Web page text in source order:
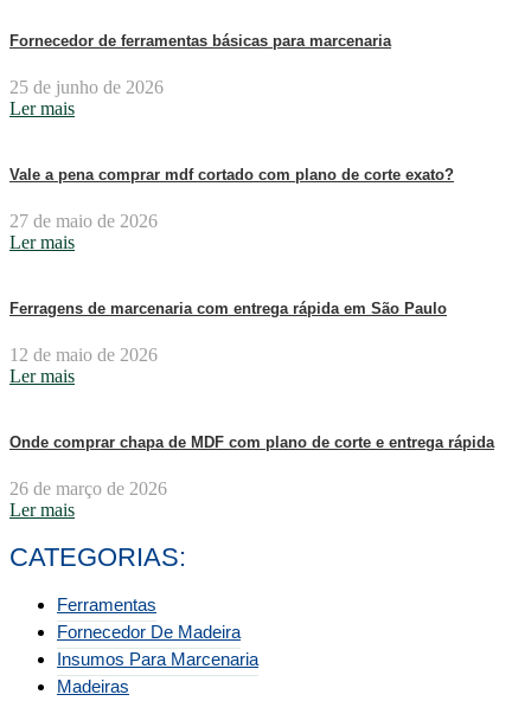
Fornecedor de ferramentas básicas para marcenaria
25 de junho de 2026
Ler mais
Vale a pena comprar mdf cortado com plano de corte exato?
27 de maio de 2026
Ler mais
Ferragens de marcenaria com entrega rápida em São Paulo
12 de maio de 2026
Ler mais
Onde comprar chapa de MDF com plano de corte e entrega rápida
26 de março de 2026
Ler mais
CATEGORIAS:
Ferramentas
Fornecedor De Madeira
Insumos Para Marcenaria
Madeiras